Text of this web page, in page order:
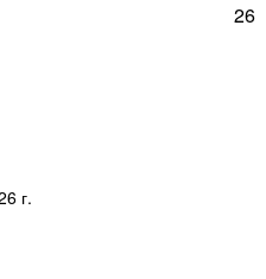
26
г.